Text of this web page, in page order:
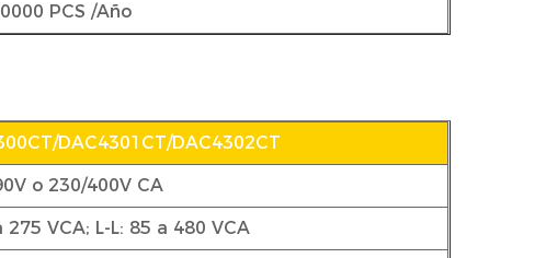
PCS /Año
DAC4301CT/DAC4302CT
o 230/400V CA
275 VCA; L-L: 85 a 480 VCA